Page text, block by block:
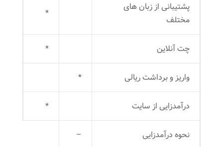
پشتیبانی از زبان های
مختلف
*
چت آنلاین *
واریز و برداشت ریالی *
درآمدزایی از سایت *
نحوه درآمدزایی –